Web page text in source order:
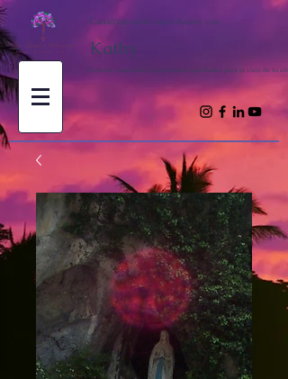
Kathy
Canalizaciones espirituales con
Trayendo inspiración y enseñanzas espirituales para el viaje de su